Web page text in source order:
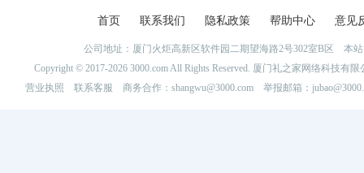
首页 联系我们 隐私政策 帮助中心 意见
公司地址：厦门火炬高新区软件园二期望海路2号302室B区 本
Copyright © 2017-2026 3000.com All Rights Reserved. 厦门礼之家网络科技
营业执照
联系客服 商务合作：shangwu@3000.com 举报邮箱：